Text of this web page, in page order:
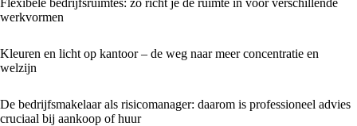
werkvormen
Kleuren en licht op kantoor – de weg naar meer concentratie en
welzijn
De bedrijfsmakelaar als risicomanager: daarom is professioneel advies
cruciaal bij aankoop of huur